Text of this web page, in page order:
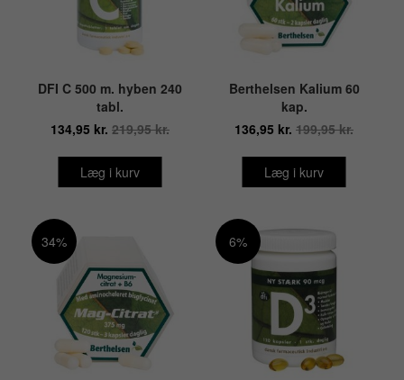
DFI C 500 m. hyben 240
tabl.
134,95 kr. 219,95 kr.
Læg i kurv
Berthelsen Kalium 60
kap.
136,95 kr. 199,95 kr.
Læg i kurv
34% 6%